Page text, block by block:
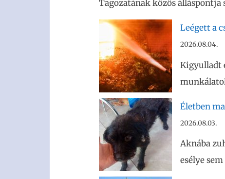
Tagozatának közös
Leégett a
2026.08.04.
Kigyulladt
Életben
2026.08.03.
Aknába
esélye